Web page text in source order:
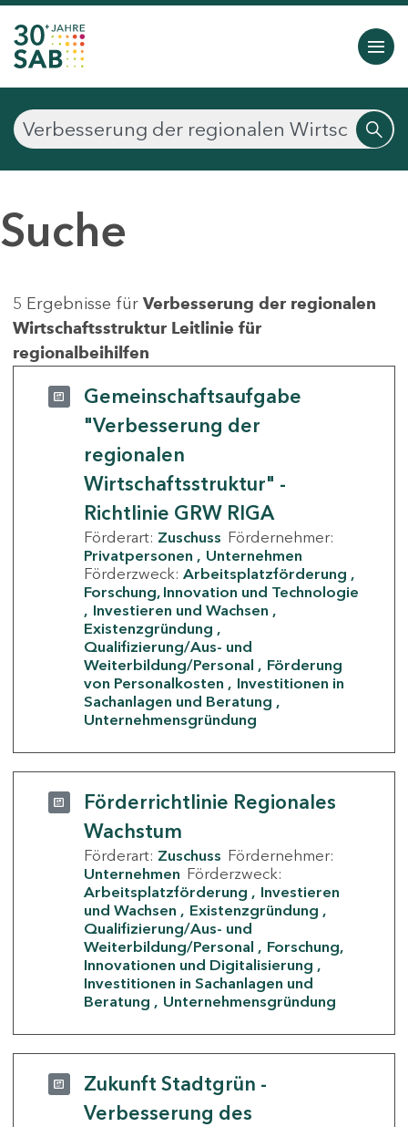
Suche
5 Ergebnisse für Verbesserung der regionalen
Wirtschaftsstruktur Leitlinie für
regionalbeihilfen
Gemeinschaftsaufgabe
"Verbesserung der
regionalen
Wirtschaftsstruktur" -
Richtlinie GRW RIGA
Förderart: Zuschuss Fördernehmer:
Privatpersonen
Unternehmen
Förderzweck: Arbeitsplatzförderung
Forschung, Innovation und Technologie
Investieren und Wachsen
Existenzgründung
Qualifizierung/Aus- und
Weiterbildung/Personal
Förderung
von Personalkosten
Investitionen in
Sachanlagen und Beratung
Unternehmensgründung
Förderrichtlinie Regionales
Wachstum
Förderart: Zuschuss Fördernehmer:
Unternehmen Förderzweck:
Arbeitsplatzförderung
Investieren
und Wachsen
Existenzgründung
Qualifizierung/Aus- und
Weiterbildung/Personal
Forschung,
Innovationen und Digitalisierung
Investitionen in Sachanlagen und
Beratung
Unternehmensgründung
Zukunft Stadtgrün -
Verbesserung des